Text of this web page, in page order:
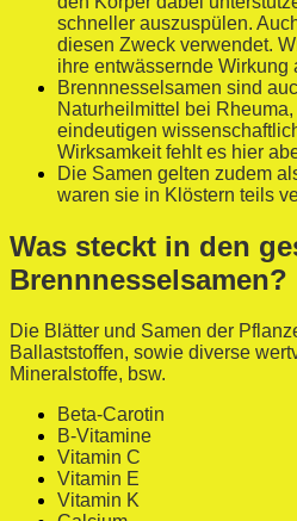
schneller auszuspülen.
diesen Zweck verwendet.
ihre entwässernde Wirkung
Brennnesselsamen sind
Naturheilmittel bei
eindeutigen
Wirksamkeit fehlt es hier
Die Samen gelten zudem
waren sie in Klöstern teils
Was steckt in den
Brennnesselsamen?
Die Blätter und Samen der
Ballaststoffen, sowie diverse
Mineralstoffe, bsw.
Beta-Carotin
B-Vitamine
Vitamin C
Vitamin E
Vitamin K